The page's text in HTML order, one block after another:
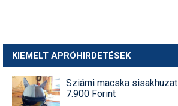
KIEMELT APRÓHIRDETÉSEK
Sziámi macska sisakhuzat
7.900 Forint